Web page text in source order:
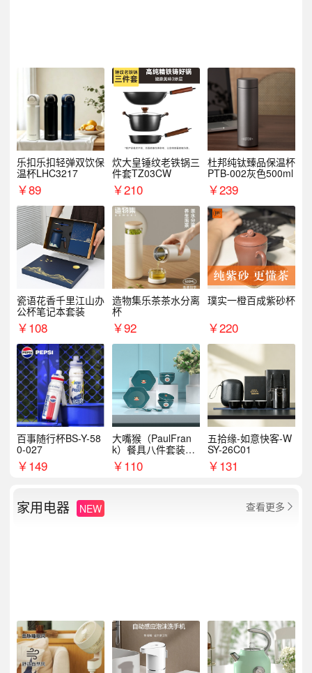
乐扣乐扣轻弹双饮保
温杯LHC3217
￥89
炊大皇锤纹老铁锅三
件套TZ03CW
￥210
杜邦纯钛臻品保温杯
PTB-002灰色500ml
￥239
瓷语花香千里江山办
公杯笔记本套装
￥108
造物集乐茶茶水分离
杯
￥92
璞实一橙百成紫砂杯
￥220
百事随行杯BS-Y-58
0-027
￥149
大嘴猴（PaulFran
k）餐具八件套装HC
T6007
￥110
五拾缘-如意快客-W
SY-26C01
￥131
家用电器 NEW 查看更多 